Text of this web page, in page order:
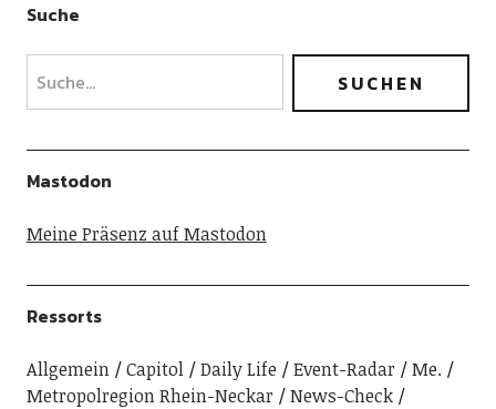
Suche
Mastodon
Meine Präsenz auf Mastodon
Ressorts
Allgemein Capitol Daily Life Event-Radar
Me.
Metropolregion Rhein-Neckar
News-Check